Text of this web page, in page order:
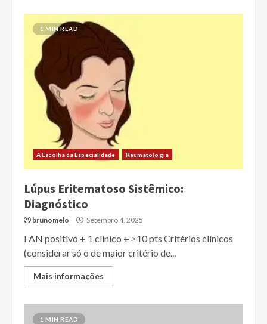
1 MIN READ
A Escolha da Especialidade Reumatologia
Lúpus Eritematoso Sistêmico:
Diagnóstico
brunomelo Setembro 4, 2025
FAN positivo + 1 clínico + ≥10 pts Critérios clínicos
(considerar só o de maior critério de...
Mais informações
1 MIN READ